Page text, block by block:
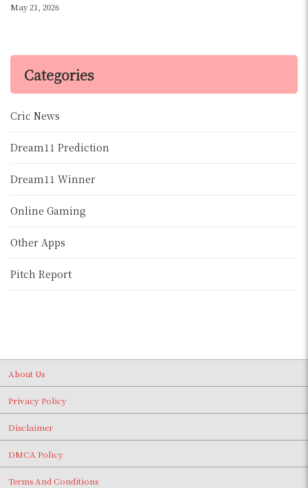
May 21, 2026
Categories
Cric News
Dream11 Prediction
Dream11 Winner
Online Gaming
Other Apps
Pitch Report
About Us
Privacy Policy
Disclaimer
DMCA Policy
Terms And Conditions